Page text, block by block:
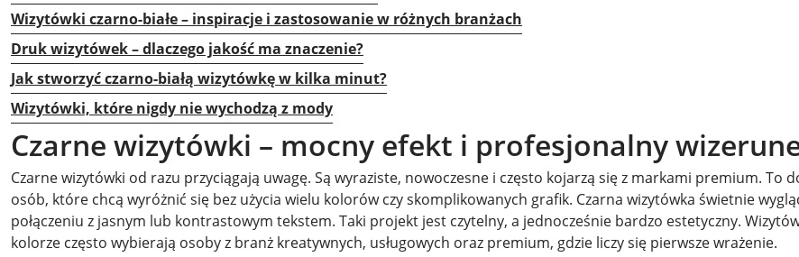
Wizytówki czarno-białe – inspiracje i zastosowanie w różnych branżach
Druk wizytówek – dlaczego jakość ma znaczenie?
Jak stworzyć czarno-białą wizytówkę w kilka minut?
Wizytówki, które nigdy nie wychodzą z mody
Czarne wizytówki – mocny efekt i profesjonalny
Czarne wizytówki od razu przyciągają uwagę. Są wyraziste, nowoczesne i często kojarzą się z markami premium. To
osób, które chcą wyróżnić się bez użycia wielu kolorów czy skomplikowanych grafik. Czarna wizytówka świetnie
połączeniu z jasnym lub kontrastowym tekstem. Taki projekt jest czytelny, a jednocześnie bardzo estetyczny.
kolorze często wybierają osoby z branż kreatywnych, usługowych oraz premium, gdzie liczy się pierwsze wrażenie.